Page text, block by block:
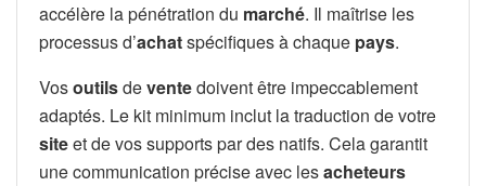
accélère la pénétration du marché. Il maîtrise les
processus d’achatspécifiques à chaque pays.
Vosoutilsdeventedoivent être impeccablement
adaptés. Le kit minimum inclut la traduction de votre
siteet de vos supports par des natifs. Cela garantit
une communication précise avec lesacheteurs